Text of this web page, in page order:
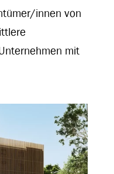
innen von
mit